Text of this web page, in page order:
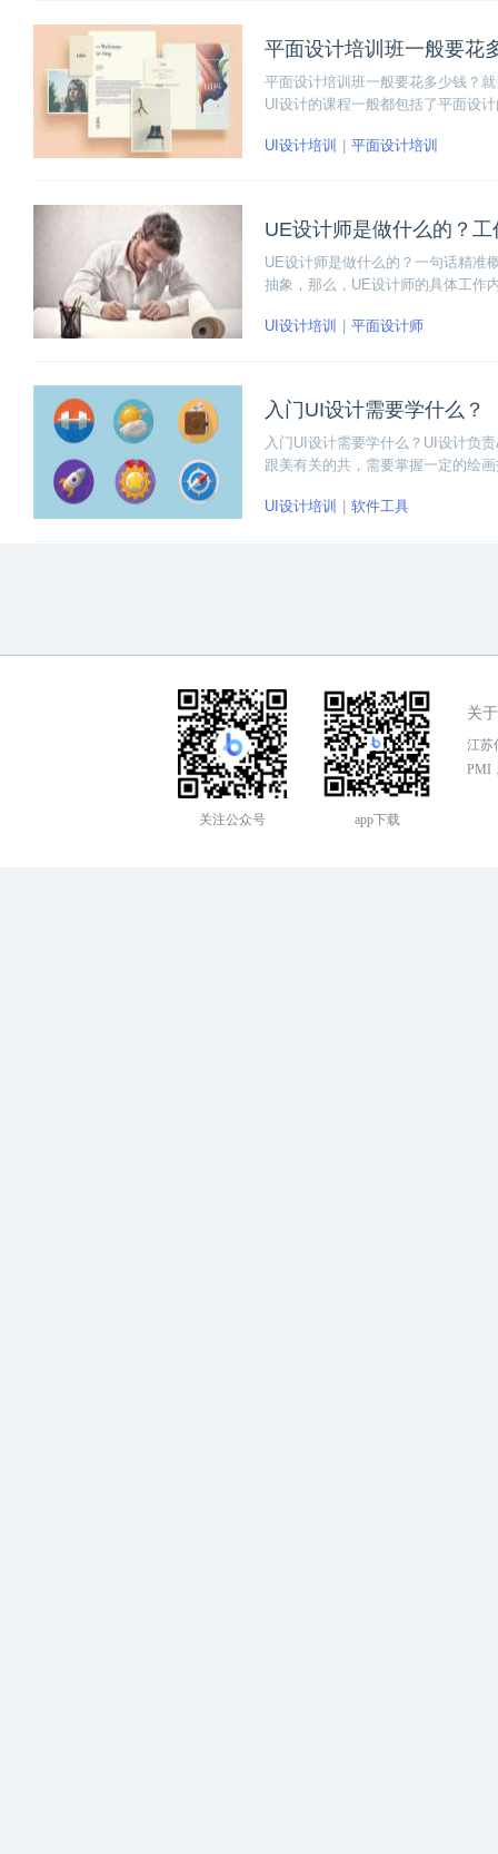
平面设计培训班一般要花
平面设计培训班一般要花多少钱？
UI设计的课程一般都包括了平面设
计培训班的具体内容。
UI设计培训 平面设计培训
UE设计师是做什么的？
UE设计师是做什么的？一句话精准
抽象，那么，UE设计师的具体工作
的互联网职业，感兴趣的小伙伴赶
UI设计培训 平面设计师
入门UI设计需要学什么？
入门UI设计需要学什么？UI设计负
跟美有关的共，需要掌握一定的绘
UI设计培训 软件工具
关注公众号 app下载
关
江苏
PMI